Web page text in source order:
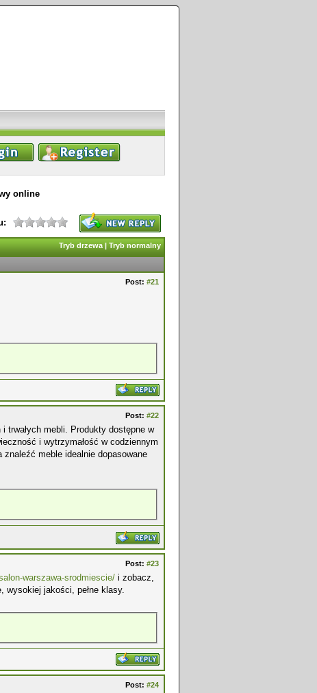
online
Tryb drzewa | Tryb normalny
Post: #21
Post: #22
trwałych mebli. Produkty dostępne w
i wytrzymałość w codziennym
meble idealnie dopasowane
Post: #23
warszawa-srodmiescie/ i zobacz,
wysokiej jakości, pełne klasy.
Post: #24